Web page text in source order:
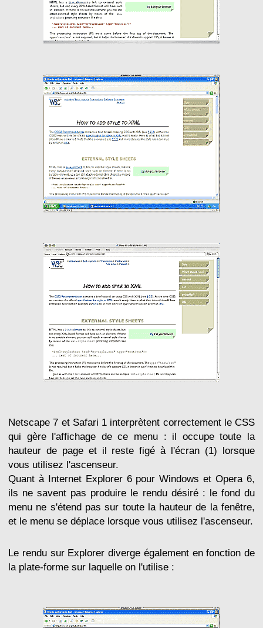
Netscape 7 et Safari 1 interprètent correctement le CSS
qui gère l'affichage de ce menu : il occupe toute la
hauteur de page et il reste figé à l'écran (1) lorsque
vous utilisez l'ascenseur.
Quant à Internet Explorer 6 pour Windows et Opera 6,
ils ne savent pas produire le rendu désiré : le fond du
menu ne s'étend pas sur toute la hauteur de la fenêtre,
et le menu se déplace lorsque vous utilisez l'ascenseur.
Le rendu sur Explorer diverge également en fonction de
la plate-forme sur laquelle on l'utilise :